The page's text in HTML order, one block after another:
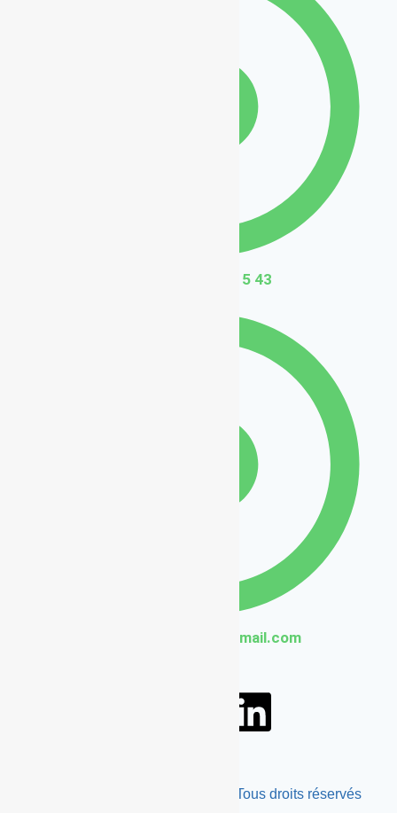
+33 6 59 59 15 43
francebetons@gmail.com
© 2026 Béton décoratif France| Tous droits réservés